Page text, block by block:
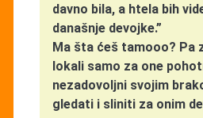
davno bila, a htela bih
današnje devojke.”
Ma šta ćeš tamooo? Pa
lokali samo za one
nezadovoljni svojim
gledati i sliniti za onim